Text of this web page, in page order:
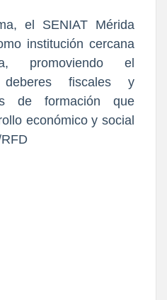
el SENIAT Mérida
institución cercana
promoviendo el
fiscales y
de formación que
económico y social